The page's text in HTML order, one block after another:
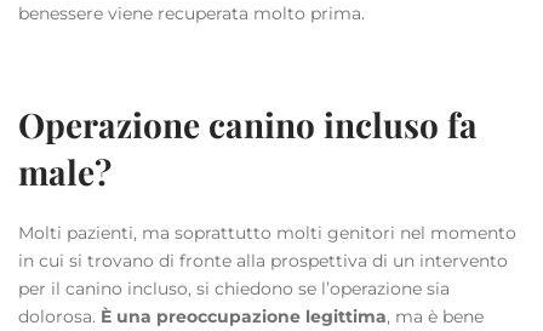
benessere viene recuperata molto prima.
Operazione canino incluso fa
male?
Molti pazienti, ma soprattutto molti genitori nel momento
in cui si trovano di fronte alla prospettiva di un intervento
per il canino incluso, si chiedono se l’operazione sia
dolorosa. È una preoccupazione legittima, ma è bene